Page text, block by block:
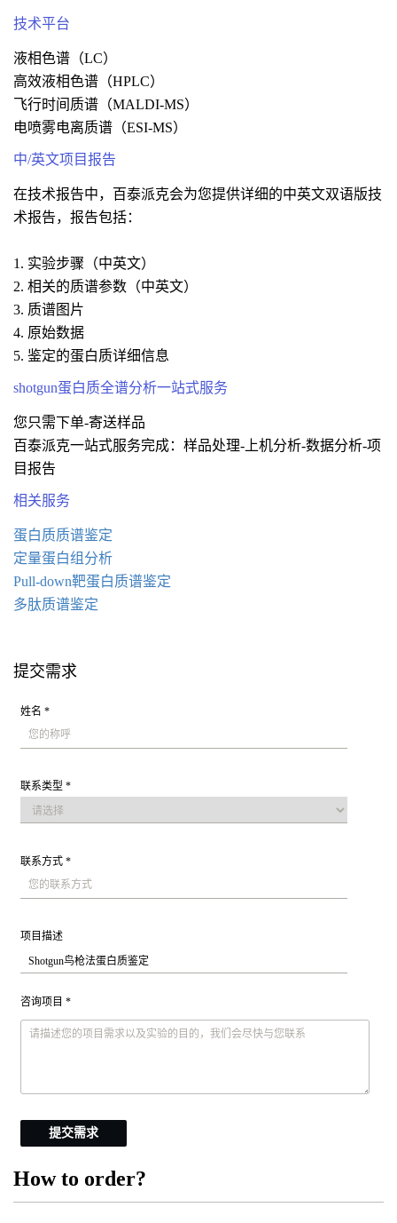
技术平台
液相色谱（LC）
高效液相色谱（HPLC）
飞行时间质谱（MALDI-MS）
电喷雾电离质谱（ESI-MS）
中/英文项目报告
在技术报告中，百泰派克会为您提供详细的中英文双语版技
术报告，报告包括：
1. 实验步骤（中英文）
2. 相关的质谱参数（中英文）
3. 质谱图片
4. 原始数据
5. 鉴定的蛋白质详细信息
shotgun蛋白质全谱分析一站式服务
您只需下单-寄送样品
百泰派克一站式服务完成：样品处理-上机分析-数据分析-项
目报告
相关服务
蛋白质质谱鉴定
定量蛋白组分析
Pull-down靶蛋白质谱鉴定
多肽质谱鉴定
提交需求
姓名 *
联系类型 *
联系方式 *
项目描述
咨询项目 *
提交需求
How to order?